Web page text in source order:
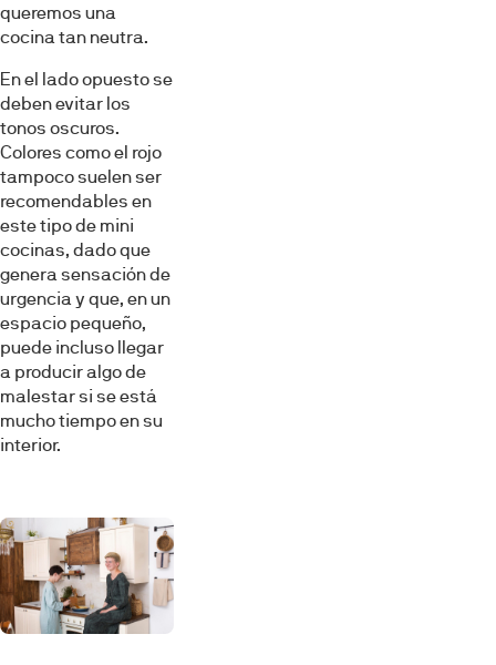
queremos una
cocina tan neutra.
En el lado opuesto se
deben evitar los
tonos oscuros.
Colores como el rojo
tampoco suelen ser
recomendables en
este tipo de mini
cocinas, dado que
genera sensación de
urgencia y que, en un
espacio pequeño,
puede incluso llegar
a producir algo de
malestar si se está
mucho tiempo en su
interior.